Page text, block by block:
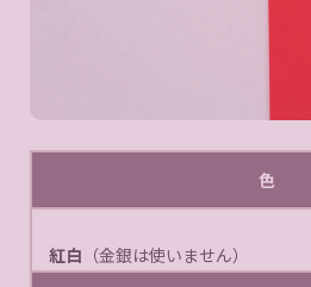
色
紅白 （金銀は使いません）